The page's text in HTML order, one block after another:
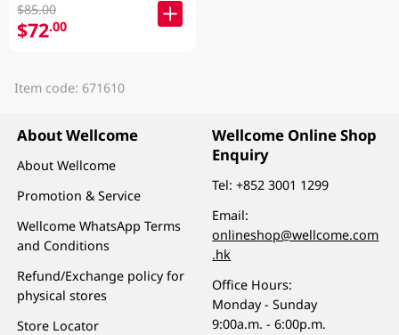
$85.00
$72.00
Item code: 671610
About Wellcome
About Wellcome
Promotion & Service
Wellcome WhatsApp Terms
and Conditions
Refund/Exchange policy for
physical stores
Store Locator
Wellcome Online Shop
Enquiry
Tel:+852 3001 1299
Email:
onlineshop@wellcome.com
.hk
Office Hours:
Monday - Sunday
9:00a.m. - 6:00p.m.